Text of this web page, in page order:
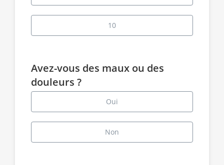
10
Avez-vous des maux ou des
douleurs ?
Oui
Non